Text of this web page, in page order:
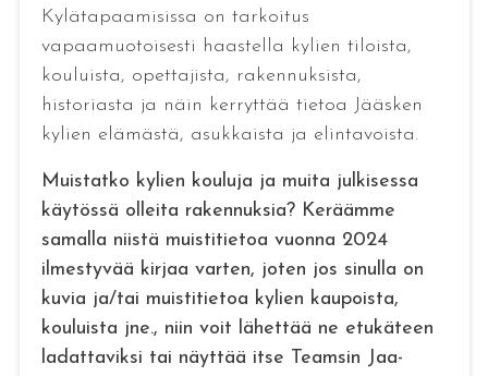
Kylätapaamisissa on tarkoitus
vapaamuotoisesti haastella kylien tiloista,
kouluista, opettajista, rakennuksista,
historiasta ja näin kerryttää tietoa Jääsken
kylien elämästä, asukkaista ja elintavoista.
Muistatko kylien kouluja ja muita julkisessa
käytössä olleita rakennuksia? Keräämme
samalla niistä muistitietoa vuonna 2024
ilmestyvää kirjaa varten, joten jos sinulla on
kuvia ja/tai muistitietoa kylien kaupoista,
kouluista jne., niin voit lähettää ne etukäteen
ladattaviksi tai näyttää itse Teamsin Jaa-